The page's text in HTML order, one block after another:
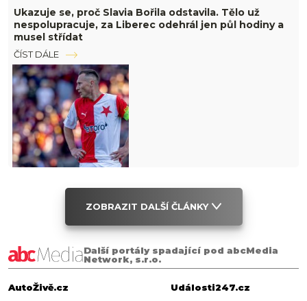
Ukazuje se, proč Slavia Bořila odstavila. Tělo už
nespolupracuje, za Liberec odehrál jen půl hodiny a
musel střídat
ČÍST DÁLE
ZOBRAZIT DALŠÍ ČLÁNKY
Další portály spadající pod abcMedia
Network, s.r.o.
AutoŽivě.cz
Události247.cz